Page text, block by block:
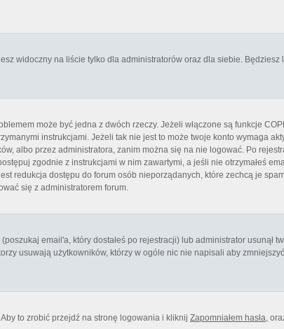
widoczny na liście tylko dla administratorów oraz dla siebie. Będziesz
może być jedna z dwóch rzeczy. Jeżeli włączone są funkcje
instrukcjami. Jeżeli tak nie jest to może twoje konto wymaga
albo przez administratora, zanim można się na nie logować. Po
zgodnie z instrukcjami w nim zawartymi, a jeśli nie otrzymałeś
redukcja dostępu do forum osób nieporządanych, które zechcą je
się z administratorem forum.
email'a, który dostałeś po rejestracji) lub administrator usunął
usuwają użytkowników, którzy w ogóle nic nie napisali aby
to zrobić przejdź na stronę logowania i kliknij Zapomniałem hasła,